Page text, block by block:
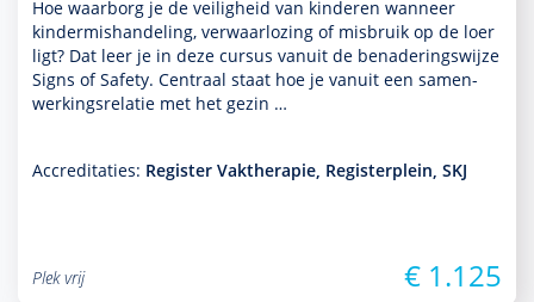
Hoe waarborg je de veiligheid van kin­de­ren wanneer
kinder­mis­handeling, verwaarlozing of misbruik op de loer
ligt? Dat leer je in deze cursus vanuit de benade­ringswijze
Signs of Safety. Centraal staat hoe je vanuit een samen­
wer­kingsrelatie met het gezin …
Accreditaties: Register Vaktherapie, Registerplein, SKJ
Plek vrij € 1.125